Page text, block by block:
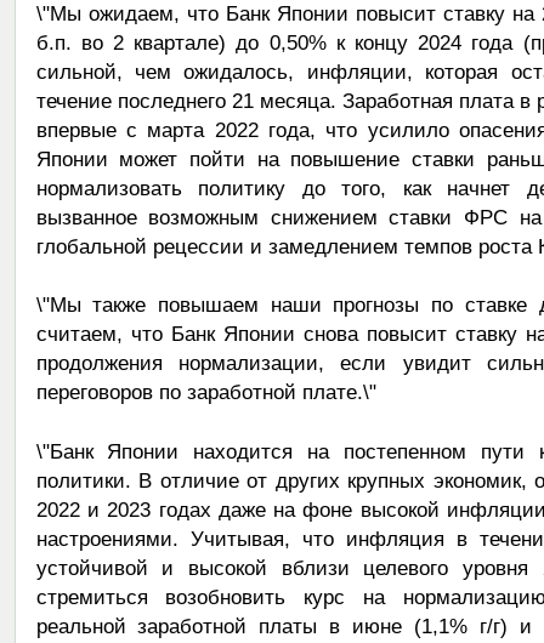
\"Мы ожидаем, что Банк Японии повысит ставку на
б.п. во 2 квартале) до 0,50% к концу 2024 года
сильной, чем ожидалось, инфляции, которая
течение последнего 21 месяца. Заработная плата
впервые с марта 2022 года, что усилило
Японии может пойти на повышение ставки
нормализовать политику до того, как начнет
вызванное возможным снижением ставки ФРС
глобальной рецессии и замедлением темпов роста
\"Мы также повышаем наши прогнозы по
считаем, что Банк Японии снова повысит ставку
продолжения нормализации, если увидит
переговоров по заработной плате.\"
\"Банк Японии находится на постепенном пути
политики. В отличие от других крупных
2022 и 2023 годах даже на фоне высокой
настроениями. Учитывая, что инфляция в
устойчивой и высокой вблизи целевого
стремиться возобновить курс на
реальной заработной платы в июне (1,1% г/г) и